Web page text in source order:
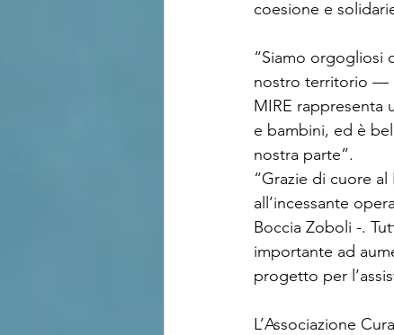
coesione e
“Siamo orgogliosi
nostro territorio —
MIRE rappresenta
e bambini, ed è
nostra parte”.
“Grazie di cuore
all’incessante
Boccia Zoboli -.
importante ad
progetto per
L’Associazione